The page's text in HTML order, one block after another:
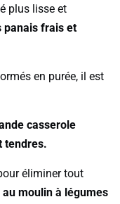
plus lisse et
panais frais et
en purée, il est
casserole
tendres.
éliminer tout
moulin à légumes